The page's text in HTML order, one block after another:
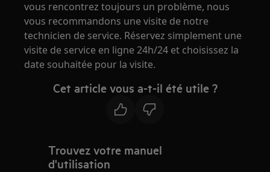
vous rencontrez toujours un problème, nous
vous recommandons une visite de notre
technicien de service. Réservez simplement une
visite de service en ligne 24h/24 et choisissez la
date souhaitée pour la visite.
Cet article vous a-t-il été utile ?
Trouvez votre manuel
d'utilisation